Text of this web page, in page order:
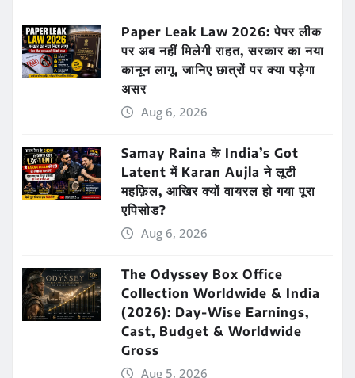
Paper Leak Law 2026: पेपर लीक
पर अब नहीं मिलेगी राहत, सरकार का नया
कानून लागू, जानिए छात्रों पर क्या पड़ेगा
असर
Aug 6, 2026
Samay Raina के India’s Got
Latent में Karan Aujla ने लूटी
महफ़िल, आखिर क्यों वायरल हो गया पूरा
एपिसोड?
Aug 6, 2026
The Odyssey Box Office
Collection Worldwide & India
(2026): Day-Wise Earnings,
Cast, Budget & Worldwide
Gross
Aug 5, 2026